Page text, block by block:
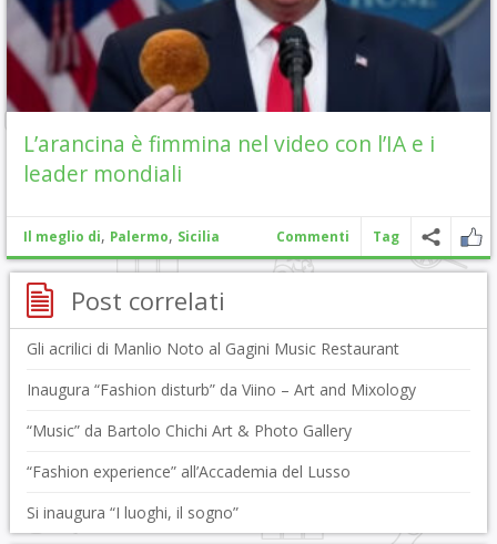
L’arancina è fimmina nel video con l’IA e i
leader mondiali
Il meglio di, Palermo, Sicilia Commenti Tag
Post correlati
Gli acrilici di Manlio Noto al Gagini Music Restaurant
Inaugura “Fashion disturb” da Viino – Art and Mixology
“Music” da Bartolo Chichi Art & Photo Gallery
“Fashion experience” all’Accademia del Lusso
Si inaugura “I luoghi, il sogno”